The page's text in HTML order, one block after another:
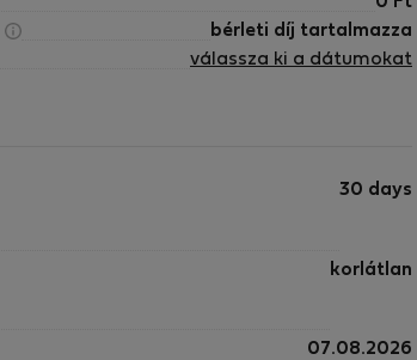
bérleti díj tartalmazza
válassza ki a dátumokat
30 days
korlátlan
07.08.2026